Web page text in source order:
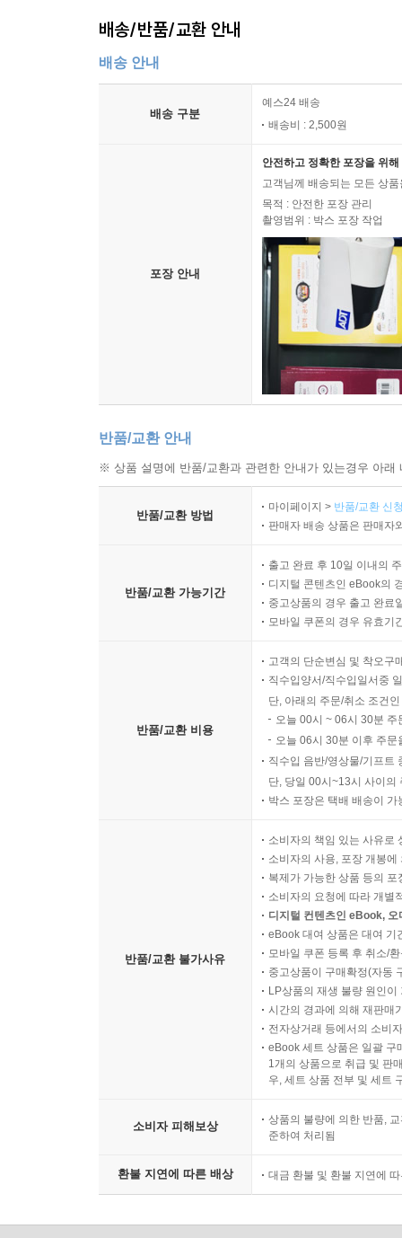
배송/반품/교환 안내
배송 안내
배송 구분
예스24 배송
배송비 : 2,500원
포장 안내
안전하고 정확한 포장을 위
고객님께 배송되는 모든 상
목적 : 안전한 포장 관리
촬영범위 : 박스 포장 작업
반품/교환 안내
※ 상품 설명에 반품/교환과 관련한 안내가 있는경우 아
반품/교환 방법
마이페이지 > 반품/교환 신
판매자 배송 상품은 판매자
반품/교환 가능기간
출고 완료 후 10일 이내의
디지털 콘텐츠인 eBook의
중고상품의 경우 출고 완료
모바일 쿠폰의 경우 유효기
반품/교환 비용
고객의 단순변심 및 착오구
직수입양서/직수입일서중
단, 아래의 주문/취소 조건
오늘 00시 ~ 06시 30분
오늘 06시 30분 이후 주
직수입 음반/영상물/기프트
단, 당일 00시~13시 사이의
박스 포장은 택배 배송이
반품/교환 불가사유
소비자의 책임 있는 사유로
소비자의 사용, 포장 개봉
복제가 가능한 상품 등의
소비자의 요청에 따라 개별
디지털 컨텐츠인 eBook,
eBook 대여 상품은 대여 기
모바일 쿠폰 등록 후 취소/
중고상품이 구매확정(자동
LP상품의 재생 불량 원인
시간의 경과에 의해 재판매
전자상거래 등에서의 소비
eBook 세트 상품은 일괄 구
1개의 상품으로 취급 및 판
우, 세트 상품 전부 및 세트
소비자 피해보상
상품의 불량에 의한 반품,
준하여 처리됨
환불 지연에 따른 배상 대금 환불 및 환불 지연에